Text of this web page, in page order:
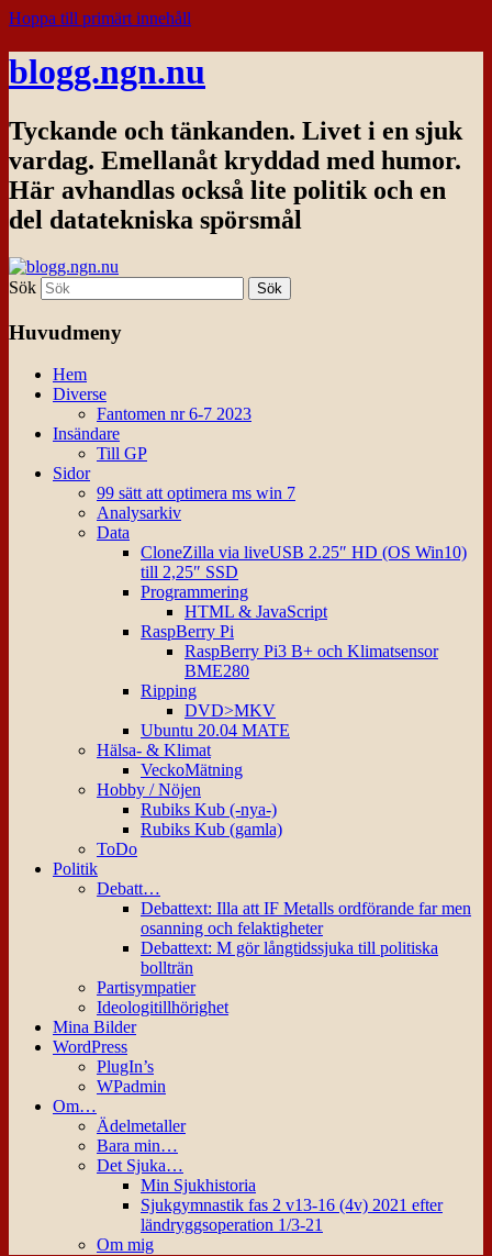
Hoppa till primärt innehåll
blogg.ngn.nu
Tyckande och tänkanden. Livet i en sjuk
vardag. Emellanåt kryddad med humor.
Här avhandlas också lite politik och en
del datatekniska spörsmål
Sök
Huvudmeny
Hem
Diverse
Fantomen nr 6-7 2023
Insändare
Till GP
Sidor
99 sätt att optimera ms win 7
Analysarkiv
Data
CloneZilla via liveUSB 2.25″ HD (OS Win10)
till 2,25″ SSD
Programmering
HTML & JavaScript
RaspBerry Pi
RaspBerry Pi3 B+ och Klimatsensor
BME280
Ripping
DVD>MKV
Ubuntu 20.04 MATE
Hälsa- & Klimat
VeckoMätning
Hobby / Nöjen
Rubiks Kub (-nya-)
Rubiks Kub (gamla)
ToDo
Politik
Debatt…
Debattext: Illa att IF Metalls ordförande far men
osanning och felaktigheter
Debattext: M gör långtidssjuka till politiska
bollträn
Partisympatier
Ideologitillhörighet
Mina Bilder
WordPress
PlugIn’s
WPadmin
Om…
Ädelmetaller
Bara min…
Det Sjuka…
Min Sjukhistoria
Sjukgymnastik fas 2 v13-16 (4v) 2021 efter
ländryggsoperation 1/3-21
Om mig